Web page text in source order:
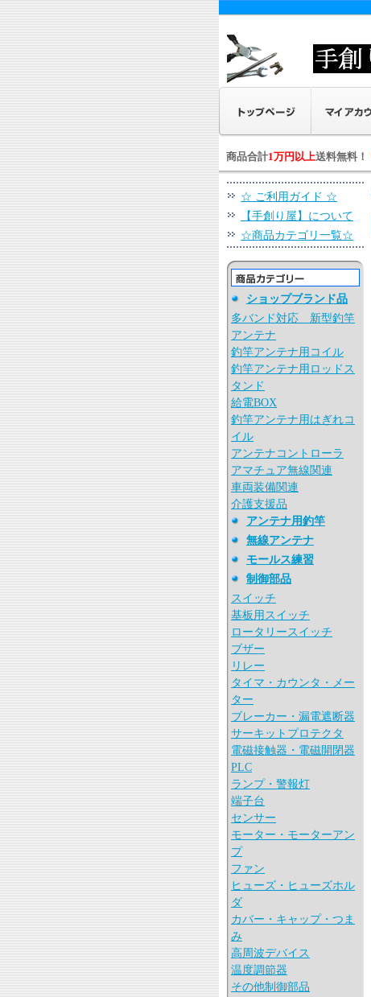
商品合計1万円以上送料無料！
☆ ご利用ガイド ☆
【手創り屋】について
☆商品カテゴリ一覧☆
ショップブランド品
多バンド対応 新型釣竿
アンテナ
釣竿アンテナ用コイル
釣竿アンテナ用ロッドス
タンド
給電BOX
釣竿アンテナ用はぎれコ
イル
アンテナコントローラ
アマチュア無線関連
車両装備関連
介護支援品
アンテナ用釣竿
無線アンテナ
モールス練習
制御部品
スイッチ
基板用スイッチ
ロータリースイッチ
ブザー
リレー
タイマ・カウンタ・メー
ター
ブレーカー・漏電遮断器
サーキットプロテクタ
電磁接触器・電磁開閉器
PLC
ランプ・警報灯
端子台
センサー
モーター・モーターアン
プ
ファン
ヒューズ・ヒューズホル
ダ
カバー・キャップ・つま
み
高周波デバイス
温度調節器
その他制御部品